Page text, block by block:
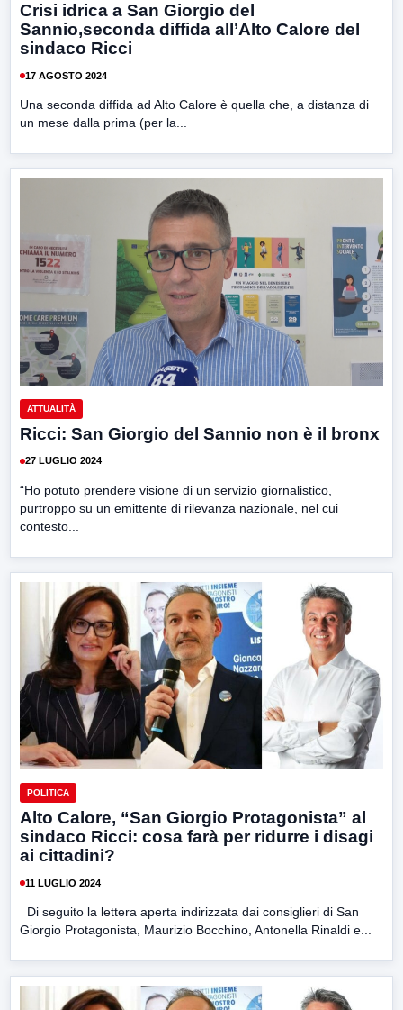
Crisi idrica a San Giorgio del
Sannio,seconda diffida all’Alto Calore del
sindaco Ricci
17 AGOSTO 2024
Una seconda diffida ad Alto Calore è quella che, a distanza di
un mese dalla prima (per la...
ATTUALITÀ
Ricci: San Giorgio del Sannio non è il bronx
27 LUGLIO 2024
“Ho potuto prendere visione di un servizio giornalistico,
purtroppo su un emittente di rilevanza nazionale, nel cui
contesto...
POLITICA
Alto Calore, “San Giorgio Protagonista” al
sindaco Ricci: cosa farà per ridurre i disagi
ai cittadini?
11 LUGLIO 2024
Di seguito la lettera aperta indirizzata dai consiglieri di San
Giorgio Protagonista, Maurizio Bocchino, Antonella Rinaldi e...